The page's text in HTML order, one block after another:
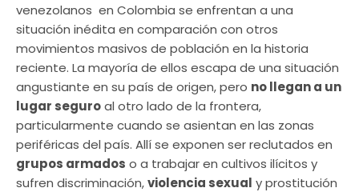
venezolanos en Colombia se enfrentan a una
situación inédita en comparación con otros
movimientos masivos de población en la historia
reciente. La mayoría de ellos escapa de una situación
angustiante en su país de origen, pero no llegan a un
lugar seguroal otro lado de la frontera,
particularmente cuando se asientan en las zonas
periféricas del país. Allí se exponen ser reclutados en
grupos armados o a trabajar en cultivos ilícitos y
sufren discriminación,violencia sexual y prostitución